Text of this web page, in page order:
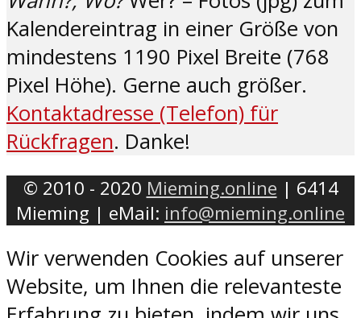
Kalendereintrag in einer Größe von
mindestens 1190 Pixel Breite (768
Pixel Höhe). Gerne auch größer.
Kontaktadresse (Telefon) für
Rückfragen. Danke!
© 2010 - 2020 Mieming.online | 6414
Mieming | eMail: info@mieming.online
Wir verwenden Cookies auf unserer
Website, um Ihnen die relevanteste